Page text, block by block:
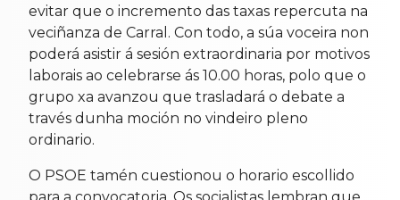
evitar que o incremento das taxas repercuta na
veciñanza de Carral. Con todo, a súa voceira non
poderá asistir á sesión extraordinaria por motivos
laborais ao celebrarse ás 10.00 horas, polo que o
grupo xa avanzou que trasladará o debate a
través dunha moción no vindeiro pleno
ordinario.
O PSOE tamén cuestionou o horario escollido